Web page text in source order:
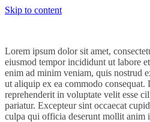
Skip to content
Lorem ipsum dolor sit amet,
eiusmod tempor incididunt ut labore
enim ad minim veniam, quis nostrud
ut aliquip ex ea commodo consequat.
reprehenderit in voluptate velit esse
pariatur. Excepteur sint occaecat
culpa qui officia deserunt mollit anim